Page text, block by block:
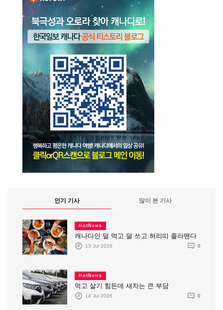
인기 기사 많이 본 기사
HotNews
캐나다인 덜 먹고 덜 쓰고 허리띠 졸라맨다
13 Jul 2026 0
HotNews
먹고 살기 힘든데 새차는 큰 부담
14 Jul 2026 0